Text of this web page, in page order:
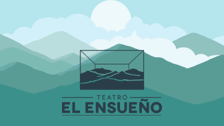
Pasar al contenido principal